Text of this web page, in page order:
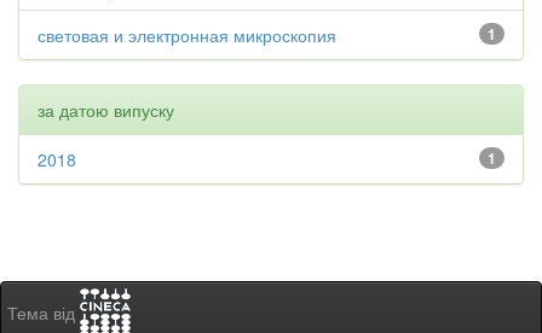
1
световая и электронная микроскопия
за датою випуску
1
2018
Тема від